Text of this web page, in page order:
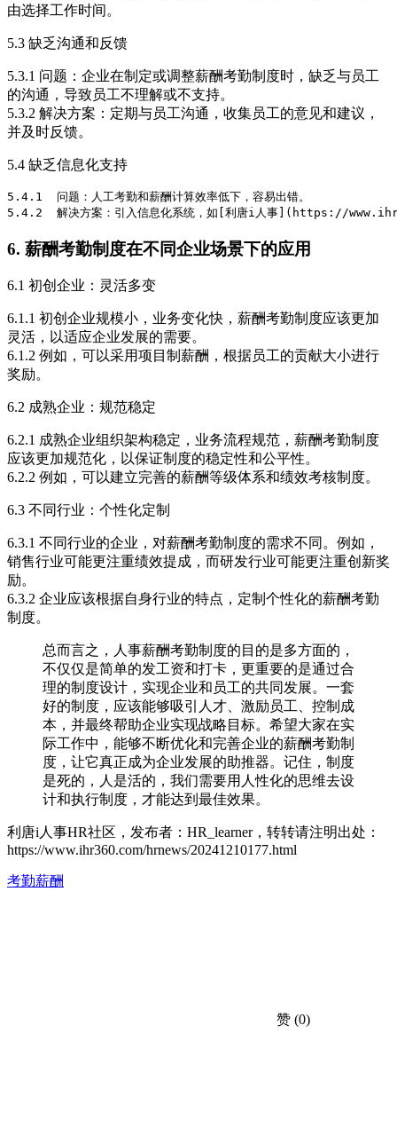
由选择工作时间。
5.3 缺乏沟通和反馈
5.3.1 问题：企业在制定或调整薪酬考勤制度时，缺乏与员工
的沟通，导致员工不理解或不支持。
5.3.2 解决方案：定期与员工沟通，收集员工的意见和建议，
并及时反馈。
5.4 缺乏信息化支持
5.4.1  问题：人工考勤和薪酬计算效率低下，容易出错。
6. 薪酬考勤制度在不同企业场景下的应用
6.1 初创企业：灵活多变
6.1.1 初创企业规模小，业务变化快，薪酬考勤制度应该更加
灵活，以适应企业发展的需要。
6.1.2 例如，可以采用项目制薪酬，根据员工的贡献大小进行
奖励。
6.2 成熟企业：规范稳定
6.2.1 成熟企业组织架构稳定，业务流程规范，薪酬考勤制度
应该更加规范化，以保证制度的稳定性和公平性。
6.2.2 例如，可以建立完善的薪酬等级体系和绩效考核制度。
6.3 不同行业：个性化定制
6.3.1 不同行业的企业，对薪酬考勤制度的需求不同。例如，
销售行业可能更注重绩效提成，而研发行业可能更注重创新奖
励。
6.3.2 企业应该根据自身行业的特点，定制个性化的薪酬考勤
制度。
总而言之，人事薪酬考勤制度的目的是多方面的，
不仅仅是简单的发工资和打卡，更重要的是通过合
理的制度设计，实现企业和员工的共同发展。一套
好的制度，应该能够吸引人才、激励员工、控制成
本，并最终帮助企业实现战略目标。希望大家在实
际工作中，能够不断优化和完善企业的薪酬考勤制
度，让它真正成为企业发展的助推器。记住，制度
是死的，人是活的，我们需要用人性化的思维去设
计和执行制度，才能达到最佳效果。
利唐i人事HR社区，发布者：HR_learner，转转请注明出处：
https://www.ihr360.com/hrnews/20241210177.html
考勤薪酬
赞 (0)